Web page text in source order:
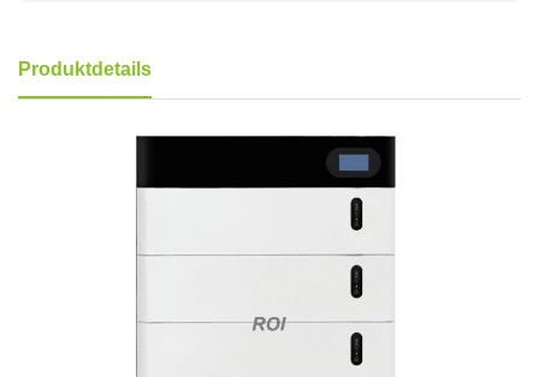
Produktdetails